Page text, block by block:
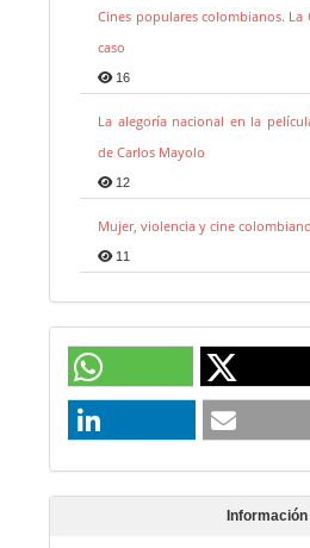
Cines populares colombianos.
caso
16
La alegoría nacional en la
de Carlos Mayolo
12
Mujer, violencia y cine
11
Información